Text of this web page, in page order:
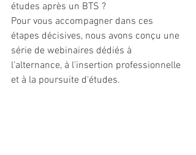
études après un BTS ?
Pour vous accompagner dans ces
étapes décisives, nous avons conçu une
série de webinaires dédiés à
l'alternance, à l'insertion professionnelle
et à la poursuite d'études.